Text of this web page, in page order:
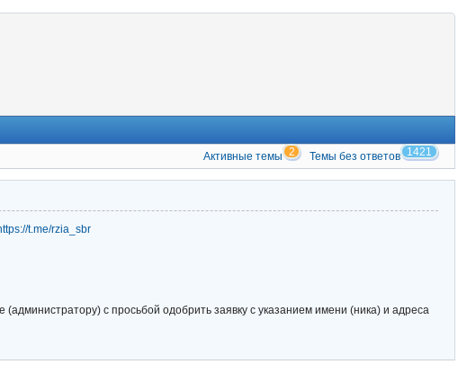
Активные темы 2 Темы без ответов 1421
t.me/rzia_sbr
с просьбой одобрить заявку с указанием имени (ника) и адреса